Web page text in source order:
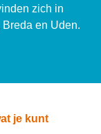
zich in
en Uden.
je kunt